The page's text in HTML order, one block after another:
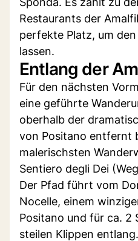
Restaurants der
perfekte Platz, um
lassen.
Entlang der
Für den nächsten
eine geführte
oberhalb der
von Positano entfernt
malerischsten
Sentiero degli Dei
Der Pfad führt vom
Nocelle, einem
Positano und für ca. 2
steilen Klippen